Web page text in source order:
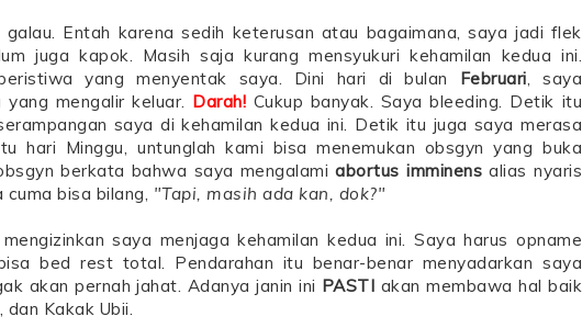
galau. Entah karena sedih keterusan atau bagaimana, saya jadi flek
juga kapok. Masih saja kurang mensyukuri kehamilan kedua ini.
yang menyentak saya. Dini hari di bulan Februari , saya
mengalir keluar. Darah! Cukup banyak. Saya bleeding. Detik itu
saya di kehamilan kedua ini. Detik itu juga saya merasa
hari Minggu, untunglah kami bisa menemukan obsgyn yang buka
berkata bahwa saya mengalamiabortus imminens alias nyaris
bisa bilang, "Tapi, masih ada kan, dok?"
saya menjaga kehamilan kedua ini. Saya harus opname
bed rest total. Pendarahan itu benar-benar menyadarkan saya
akan pernah jahat. Adanya janin ini PASTI akan membawa hal baik
Kakak Ubii.